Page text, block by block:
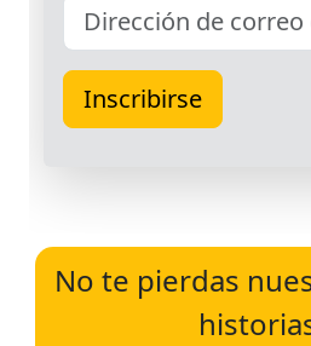
No te pierdas